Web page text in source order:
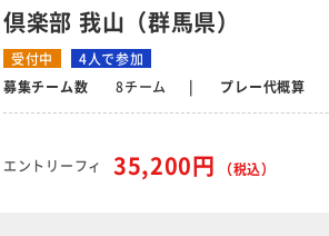
倶楽部 我山（群馬県）
受付中 4人で参加
募集チーム数 8チーム プレー代概算
エントリーフィ 35,200円 （税込）